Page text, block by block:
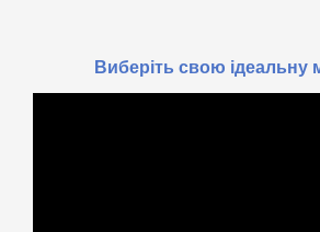
Виберіть свою ідеальну